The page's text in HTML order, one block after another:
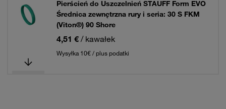
Pierścień do Uszczelnień STAUFF Form EVO
Średnica zewnętrzna rury i seria: 30 S FKM
(Viton®) 90 Shore
4,51 € / kawałek
Wysyłka 10€ / plus podatki